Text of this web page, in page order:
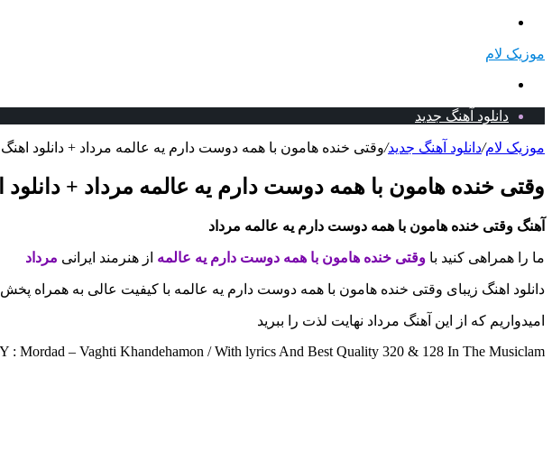
موزیک لام
دانلود آهنگ جدید
موزیک لام/دانلود آهنگ جدید/وقتى خنده هامون با همه دوست دارم یه عالمه مرداد + دانلود اهنگ
وقتى خنده هامون با همه دوست دارم یه عالمه مرداد + دانلود
آهنگ وقتى خنده هامون با همه دوست دارم یه عالمه مرداد
ما را همراهی کنید با وقتى خنده هامون با همه دوست دارم یه عالمه از هنرمند ایرانی مرداد
دانلود اهنگ زیبای وقتى خنده هامون با همه دوست دارم یه عالمه با کیفیت عالی به همراه
امیدواریم که از این آهنگ مرداد نهایت لذت را ببرید
: Mordad – Vaghti Khandehamon / With lyrics And Best Quality 320 & 128 In The Musiclam